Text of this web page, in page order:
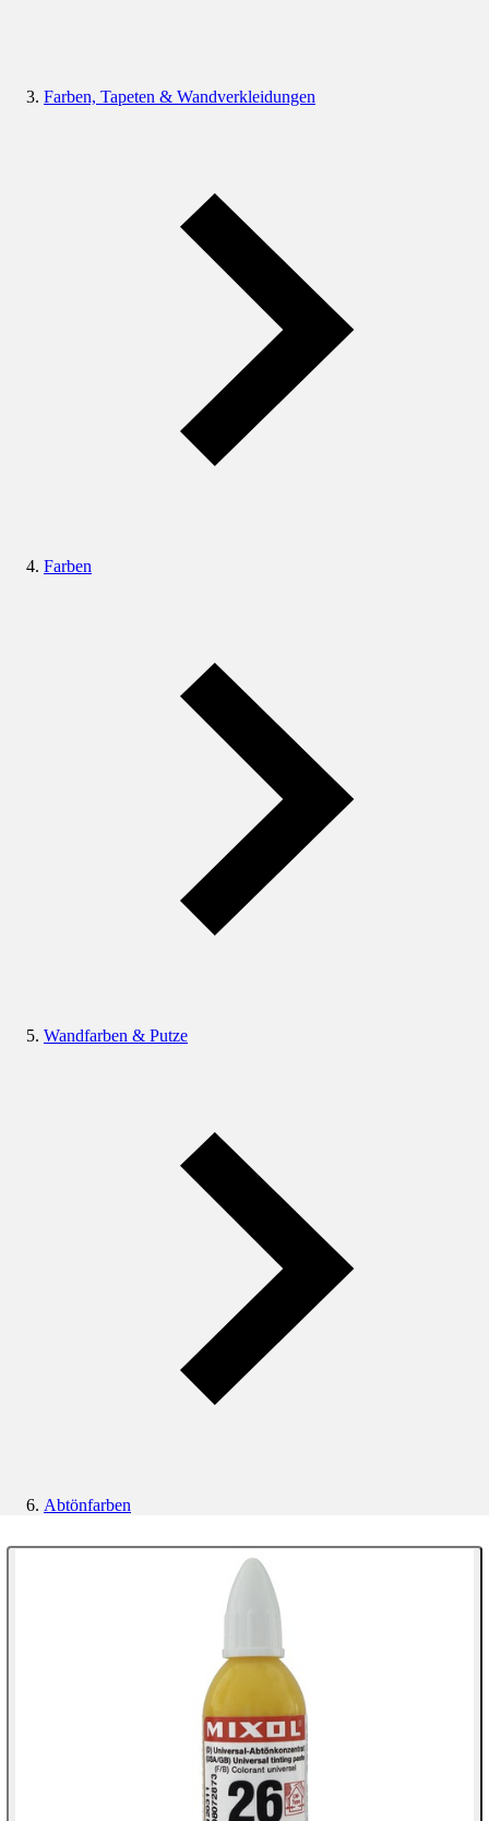
Farben, Tapeten & Wandverkleidungen
Farben
Wandfarben & Putze
Abtönfarben